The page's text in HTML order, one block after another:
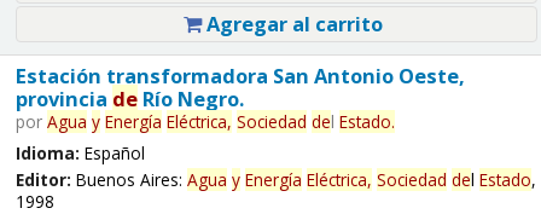
Agregar al carrito
Estación transformadora San Antonio Oeste,
provincia deRío Negro.
por Agua y Energía Eléctrica, Sociedad del Estado.
Idioma: Español
Editor: Buenos Aires: Agua y Energía Eléctrica, Sociedad del Estado,
1998